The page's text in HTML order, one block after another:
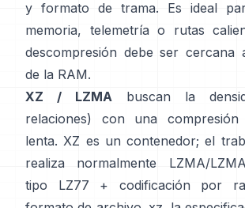
y formato de trama. Es ideal
memoria, telemetría o rutas
descompresión debe ser cercana
de la RAM.
XZ / LZMA buscan la
relaciones) con una compresión
lenta. XZ es un contenedor; el
realiza normalmente LZMA/
tipo LZ77 + codificación por